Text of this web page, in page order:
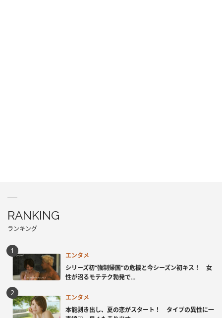
RANKING
ランキング
エンタメ
シリーズ初“強制帰国”の危機と今シーズン初キス！ 女
性が沼るモテテク勃発で...
エンタメ
本能剥き出し、夏の恋がスタート！ タイプの異性に一